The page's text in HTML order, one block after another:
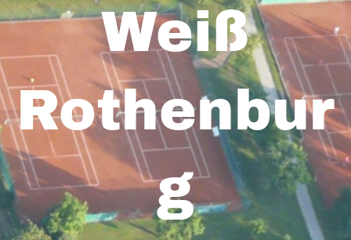
Weiß
Rothenbur
g